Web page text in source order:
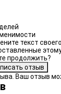
текст
продолжить?
Ваш отзыв